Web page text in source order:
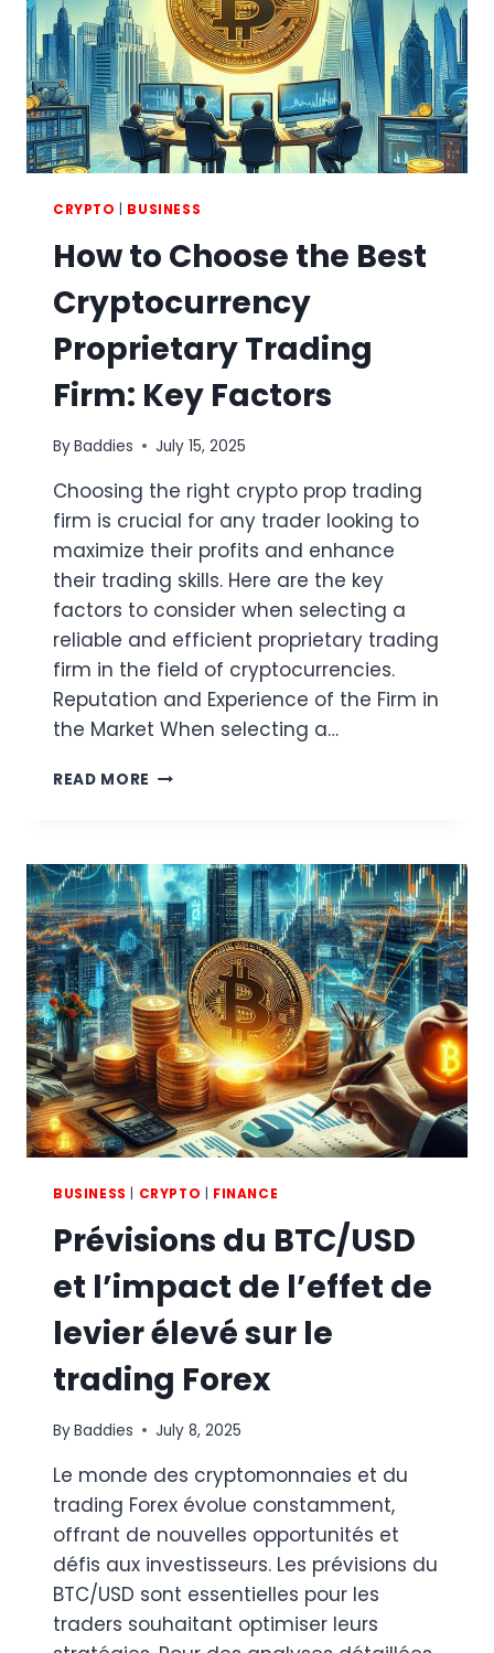
CRYPTO BUSINESS
How to Choose the Best
Cryptocurrency
Proprietary Trading
Firm: Key Factors
ByBaddies July 15, 2025
Choosing the right crypto prop trading
firm is crucial for any trader looking to
maximize their profits and enhance
their trading skills. Here are the key
factors to consider when selecting a
reliable and efficient proprietary trading
firm in the field of cryptocurrencies.
Reputation and Experience of the Firm in
the Market When selecting a…
READ MORE HOW
BEST
CRYPTOCURRENCY
PROPRIETARY
TRADING
FIRM:
KEY
FACTORS
BUSINESS CRYPTO FINANCE
Prévisions du BTC/USD
et l’impact de l’effet de
levier élevé sur le
trading Forex
ByBaddies July 8, 2025
Le monde des cryptomonnaies et du
trading Forex évolue constamment,
offrant de nouvelles opportunités et
défis aux investisseurs. Les prévisions du
BTC/USD sont essentielles pour les
traders souhaitant optimiser leurs